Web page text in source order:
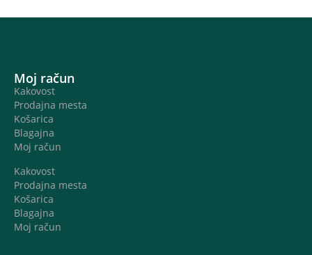
Moj račun
Kakovost
Prodajna mesta
Košarica
Blagajna
Moj račun
Kakovost
Prodajna mesta
Košarica
Blagajna
Moj račun